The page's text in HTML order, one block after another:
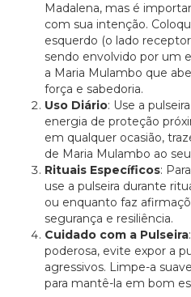
Madalena, mas é
com sua intenção.
esquerdo (o lado
sendo envolvido por um
a Maria Mulambo que
força e sabedoria.
Uso Diário: Use a
energia de proteção
em qualquer ocasião,
de Maria Mulambo ao
Rituais Específicos:
use a pulseira durante
ou enquanto faz
segurança e resiliência.
Cuidado com a Pulseira
poderosa, evite expor a
agressivos. Limpe-a
para mantê-la em bom